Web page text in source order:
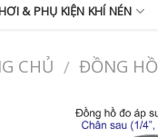
& PHỤ KIỆN KHÍ NÉN
CHỦ / ĐỒNG